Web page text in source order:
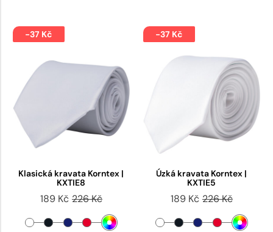
-37 Kč
Klasická kravata Korntex |
KXTIE8
189 Kč 226 Kč
-37 Kč
Úzká kravata Korntex |
KXTIE5
189 Kč 226 Kč